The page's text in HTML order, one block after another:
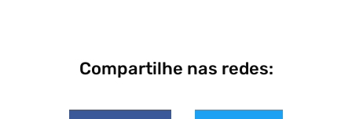
Compartilhe nas redes: